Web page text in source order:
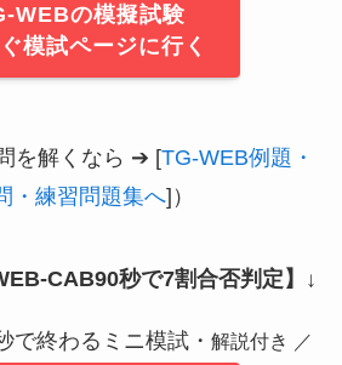
WEBの模擬試験
模試ページに行く
を解くなら ➔ [TG-WEB例題・
・練習問題集へ]）
CAB90秒で7割合否判定】 ↓
で終わるミニ模試・ 解説付き ／